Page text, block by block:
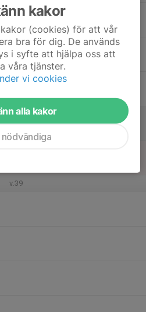
v.39
kakor
(cookies) för att vår
bra för dig. De används
i syfte att hjälpa oss att
våra tjänster.
vi cookies
alla kakor
nödvändiga